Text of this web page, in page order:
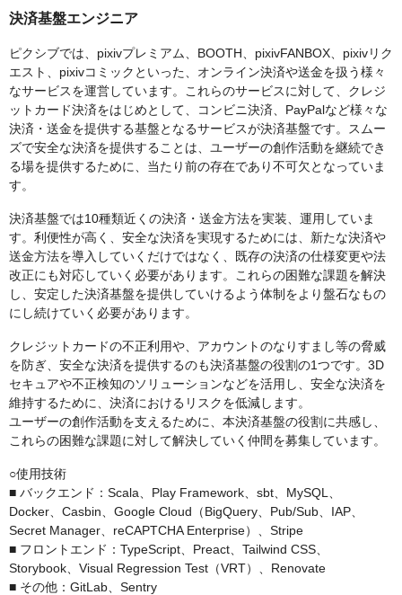
決済基盤エンジニア
ピクシブでは、pixivプレミアム、BOOTH、pixivFANBOX、pixivリク
エスト、pixivコミックといった、オンライン決済や送金を扱う様々
なサービスを運営しています。これらのサービスに対して、クレジ
ットカード決済をはじめとして、コンビニ決済、PayPalなど様々な
決済・送金を提供する基盤となるサービスが決済基盤です。スムー
ズで安全な決済を提供することは、ユーザーの創作活動を継続でき
る場を提供するために、当たり前の存在であり不可欠となっていま
す。
決済基盤では10種類近くの決済・送金方法を実装、運用していま
す。利便性が高く、安全な決済を実現するためには、新たな決済や
送金方法を導入していくだけではなく、既存の決済の仕様変更や法
改正にも対応していく必要があります。これらの困難な課題を解決
し、安定した決済基盤を提供していけるよう体制をより盤石なもの
にし続けていく必要があります。
クレジットカードの不正利用や、アカウントのなりすまし等の脅威
を防ぎ、安全な決済を提供するのも決済基盤の役割の1つです。3D
セキュアや不正検知のソリューションなどを活用し、安全な決済を
維持するために、決済におけるリスクを低減します。
ユーザーの創作活動を支えるために、本決済基盤の役割に共感し、
これらの困難な課題に対して解決していく仲間を募集しています。
○使用技術
■ バックエンド：Scala、Play Framework、sbt、MySQL、
Docker、Casbin、Google Cloud（BigQuery、Pub/Sub、IAP、
Secret Manager、reCAPTCHA Enterprise）、Stripe
■ フロントエンド：TypeScript、Preact、Tailwind CSS、
Storybook、Visual Regression Test（VRT）、Renovate
■ その他：GitLab、Sentry